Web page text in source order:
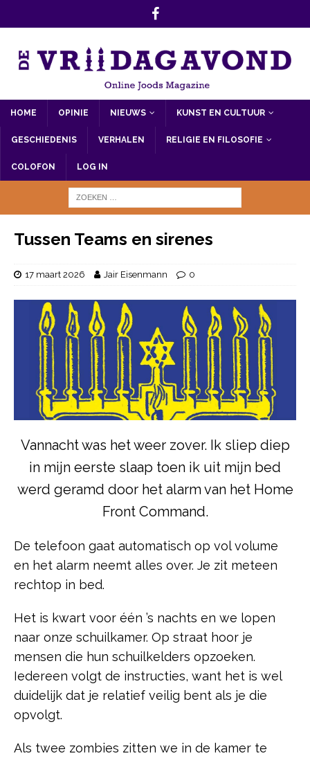
HOME OPINIE NIEUWS KUNST EN CULTUUR
GESCHIEDENIS VERHALEN RELIGIE EN FILOSOFIE
COLOFON LOG IN
Tussen Teams en sirenes
17 maart 2026 Jair Eisenmann 0
Vannacht was het weer zover. Ik sliep diep
in mijn eerste slaap toen ik uit mijn bed
werd geramd door het alarm van het Home
Front Command.
De telefoon gaat automatisch op vol volume
en het alarm neemt alles over. Je zit meteen
rechtop in bed.
Het is kwart voor één ’s nachts en we lopen
naar onze schuilkamer. Op straat hoor je
mensen die hun schuilkelders opzoeken.
Iedereen volgt de instructies, want het is wel
duidelijk dat je relatief veilig bent als je die
opvolgt.
Als twee zombies zitten we in de kamer te